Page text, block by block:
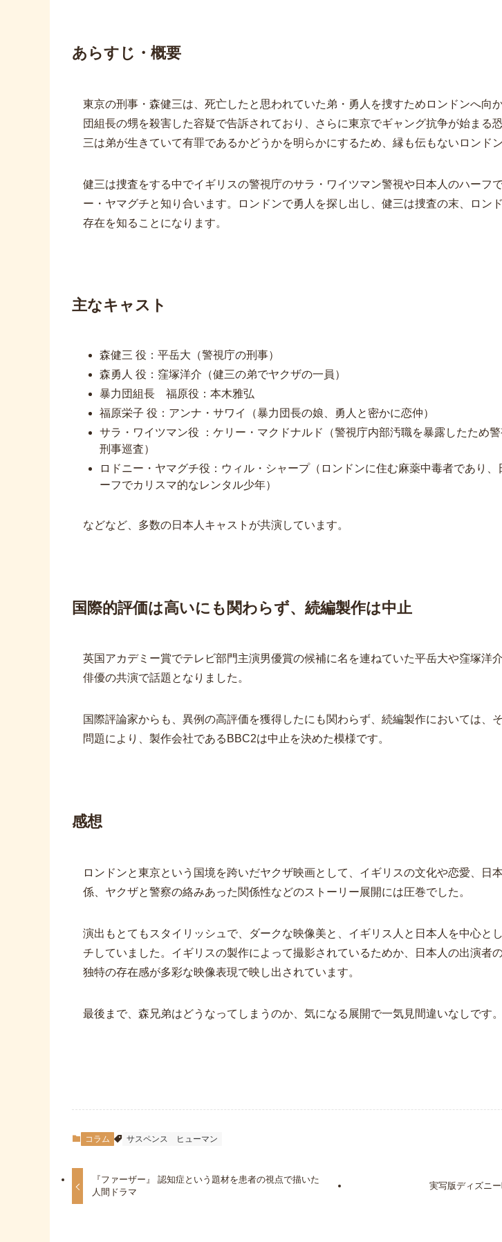
あらすじ・概要
東京の刑事・森健三は、死亡したと思われていた弟・勇人を捜すためロンドンへ向
団組長の甥を殺害した容疑で告訴されており、さらに東京でギャング抗争が始まる
三は弟が生きていて有罪であるかどうかを明らかにするため、縁も伝もないロンド
健三は捜査をする中でイギリスの警視庁のサラ・ワイツマン警視や日本人のハーフ
ー・ヤマグチと知り合います。ロンドンで勇人を探し出し、健三は捜査の末、ロン
存在を知ることになります。
主なキャスト
森健三 役：平岳大（警視庁の刑事）
森勇人 役：窪塚洋介（健三の弟でヤクザの一員）
暴力団組長 福原役：本木雅弘
福原栄子 役：アンナ・サワイ（暴力団長の娘、勇人と密かに恋仲）
サラ・ワイツマン役 ：ケリー・マクドナルド（警視庁内部汚職を暴露したため
刑事巡査）
ロドニー・ヤマグチ役：ウィル・シャープ（ロンドンに住む麻薬中毒者であり、
ーフでカリスマ的なレンタル少年）
などなど、多数の日本人キャストが共演しています。
国際的評価は高いにも関わらず、続編製作は中止
英国アカデミー賞でテレビ部門主演男優賞の候補に名を連ねていた平岳大や窪塚洋
俳優の共演で話題となりました。
国際評論家からも、異例の高評価を獲得したにも関わらず、続編製作においては、
問題により、製作会社であるBBC2は中止を決めた模様です。
感想
ロンドンと東京という国境を跨いだヤクザ映画として、イギリスの文化や恋愛、日
係、ヤクザと警察の絡みあった関係性などのストーリー展開には圧巻でした。
演出もとてもスタイリッシュで、ダークな映像美と、イギリス人と日本人を中心と
チしていました。イギリスの製作によって撮影されているためか、日本人の出演者
独特の存在感が多彩な映像表現で映し出されています。
最後まで、森兄弟はどうなってしまうのか、気になる展開で一気見間違いなしです。
コラム サスペンス ヒューマン
『ファーザー』 認知症という題材を患者の視点で描いた
人間ドラマ
実写版ディズニ